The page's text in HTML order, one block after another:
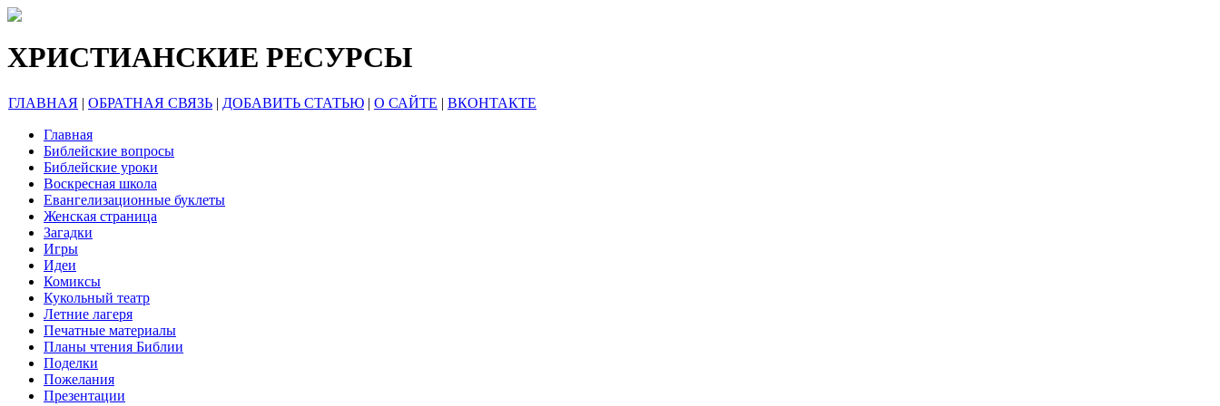
ХРИСТИАНСКИЕ РЕСУРСЫ
ГЛАВНАЯ | ОБРАТНАЯ СВЯЗЬ | ДОБАВИТЬ СТАТЬЮ | О САЙТЕ | ВКОНТАКТЕ
Главная
Библейские вопросы
Библейские уроки
Воскресная школа
Евангелизационные буклеты
Женская страница
Загадки
Игры
Идеи
Комиксы
Кукольный театр
Летние лагеря
Печатные материалы
Планы чтения Библии
Поделки
Пожелания
Презентации